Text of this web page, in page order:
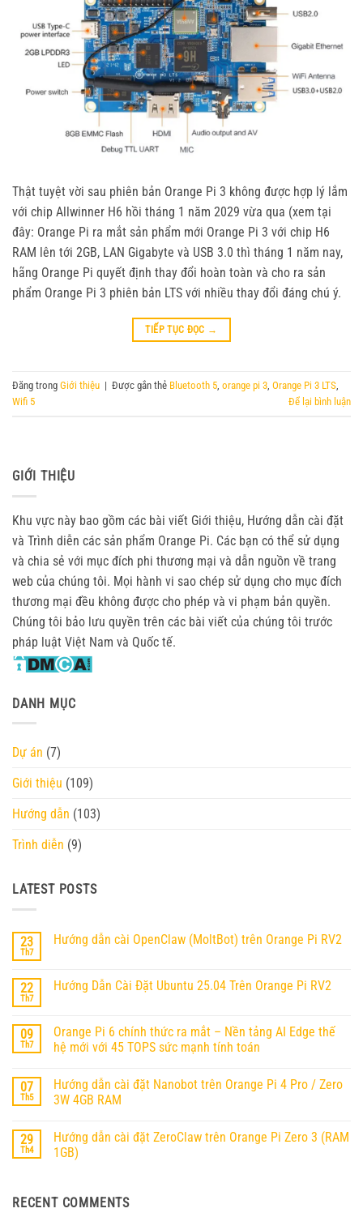
Thật tuyệt vời sau phiên bản Orange Pi 3 không được hợp lý lắm
với chip Allwinner H6 hồi tháng 1 năm 2029 vừa qua (xem tại
đây: Orange Pi ra mắt sản phẩm mới Orange Pi 3 với chip H6
RAM lên tới 2GB, LAN Gigabyte và USB 3.0 thì tháng 1 năm nay,
hãng Orange Pi quyết định thay đổi hoàn toàn và cho ra sản
phẩm Orange Pi 3 phiên bản LTS với nhiều thay đổi đáng chú ý.
TIẾP TỤC ĐỌC →
Đăng trong Giới thiệu | Được gắn thẻ Bluetooth 5 orange pi 3 Orange Pi 3 LTS
Wifi 5
Để lại bình luận
GIỚI THIỆU
Khu vực này bao gồm các bài viết Giới thiệu, Hướng dẫn cài đặt
và Trình diễn các sản phẩm Orange Pi. Các bạn có thể sử dụng
và chia sẻ với mục đích phi thương mại và dẫn nguồn về trang
web của chúng tôi. Mọi hành vi sao chép sử dụng cho mục đích
thương mại đều không được cho phép và vi phạm bản quyền.
Chúng tôi bảo lưu quyền trên các bài viết của chúng tôi trước
pháp luật Việt Nam và Quốc tế.
DANH MỤC
Dự án (7)
Giới thiệu (109)
Hướng dẫn (103)
Trình diễn (9)
LATEST POSTS
23
Th7
Hướng dẫn cài OpenClaw (MoltBot) trên Orange Pi RV2
luận
cài
OpenClaw
(MoltBot)
Pi
RV2
22
Th7
Hướng Dẫn Cài Đặt Ubuntu 25.04 Trên Orange Pi RV2
luận
ở
Hướng
Đặt
Ubuntu
25.04
Pi
RV2
09
Th7
Orange Pi 6 chính thức ra mắt – Nền tảng AI Edge thế
hệ mới với 45 TOPS sức mạnh tính toán
bình
luận
ở
6
chính
thức
Nền
tảng
07
Th5
Hướng dẫn cài đặt Nanobot trên Orange Pi 4 Pro / Zero
3W 4GB RAM
bình
luận
ở
đặt
Nanobot
29
Th4
Hướng dẫn cài đặt ZeroClaw trên Orange Pi Zero 3 (RAM
1GB)
luận
ở
RECENT COMMENTS